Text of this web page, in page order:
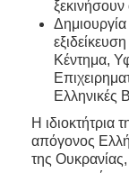
Κέντημα,
Ελληνικές
Η ιδιοκτήτρια
απόγονος
της